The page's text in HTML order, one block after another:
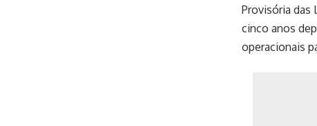
Provisória das
cinco anos
operacionais